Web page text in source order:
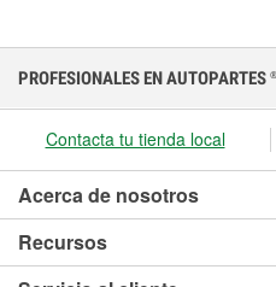
PROFESIONALES EN AUTOPARTES ®
Contacta tu tienda local
Acerca de nosotros
Recursos